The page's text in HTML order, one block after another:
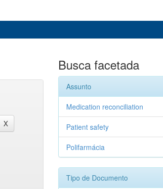
Busca facetada
Assunto
Medication reconciliation
Patient safety
Polifarmácia
Tipo de Documento